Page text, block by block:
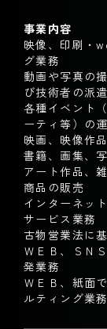
事業内容
映像、印刷・
グ業務
動画や写真の
び技術者の派
各種イベント
ーティ等）の
映画、映像作
書籍、画集、
アート作品、
商品の販売
インターネッ
サービス業務
古物営業法に
ＷＥＢ、ＳＮ
発業務
ＷＥＢ、紙面
ルティング業務